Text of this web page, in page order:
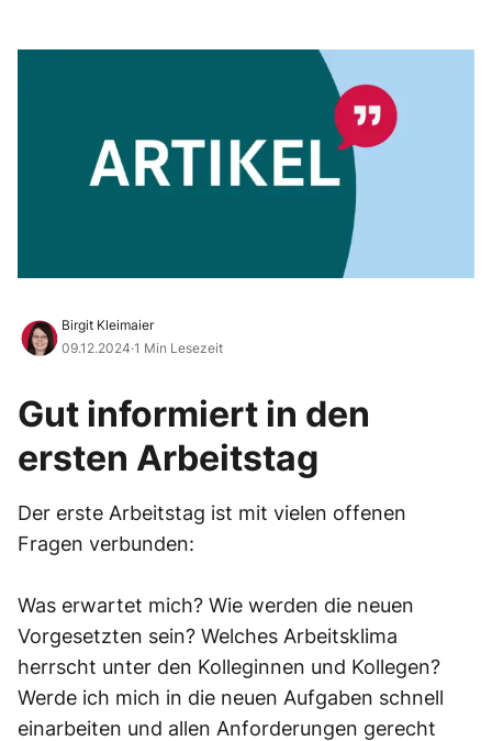
Birgit Kleimaier
09.12.2024·1 Min Lesezeit
Gut informiert in den
ersten Arbeitstag
Der erste Arbeitstag ist mit vielen offenen
Fragen verbunden:
Was erwartet mich? Wie werden die neuen
Vorgesetzten sein? Welches Arbeitsklima
herrscht unter den Kolleginnen und Kollegen?
Werde ich mich in die neuen Aufgaben schnell
einarbeiten und allen Anforderungen gerecht